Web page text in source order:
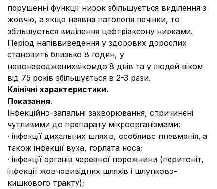
порушенні функції нирок збільшується виділення з
жовчю, а якщо наявна патологія печінки, то
збільшується виділення цефтріаксону нирками.
Період напіввиведення у здорових дорослих
становить близько 8 годин, у
новонародженихвікомдо 8 днів та у людей віком
від 75 років збільшується в 2-3 рази.
Клінічні характеристики.
Показання.
Інфекційно-запальні захворювання, спричинені
чутливими до препарату мікроорганізмами:
· інфекції дихальних шляхів, особливо пневмонія, а
також інфекції вуха, горлата носа;
· інфекції органів черевної порожнини (перитоніт,
інфекції жовчовивідних шляхів і шлунково-
кишкового тракту);